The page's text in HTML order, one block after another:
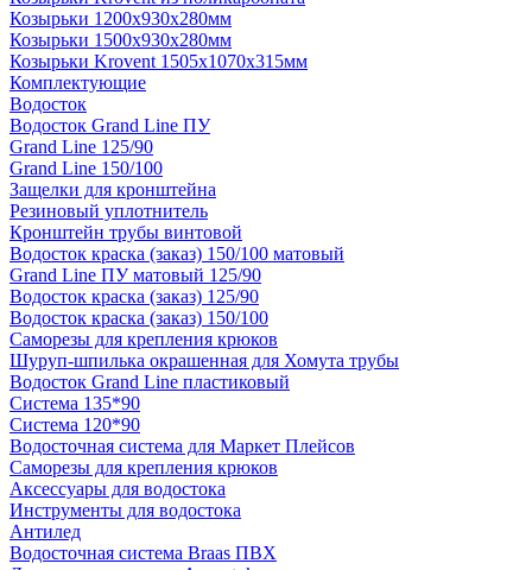
Козырьки 1200х930х280мм
Козырьки 1500х930х280мм
Козырьки Krovent 1505х1070х315мм
Комплектующие
Водосток
Водосток Grand Line ПУ
Grand Line 125/90
Grand Line 150/100
Защелки для кронштейна
Резиновый уплотнитель
Кронштейн трубы винтовой
Водосток краска (заказ) 150/100 матовый
Grand Line ПУ матовый 125/90
Водосток краска (заказ) 125/90
Водосток краска (заказ) 150/100
Саморезы для крепления крюков
Шуруп-шпилька окрашенная для Хомута трубы
Водосток Grand Line пластиковый
Система 135*90
Система 120*90
Водосточная система для Маркет Плейсов
Саморезы для крепления крюков
Аксессуары для водостока
Инструменты для водостока
Антилед
Водосточная система Braas ПВХ